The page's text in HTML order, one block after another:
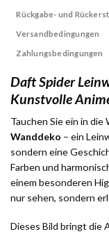
Rückgabe- und
Versandbedingungen
Zahlungsbedingungen
Daft Spider
Kunstvolle
Tauchen Sie ein in die
Wanddeko – ein
sondern eine
Farben und
einem besonderen
nur sehen, sondern
Dieses Bild bringt die